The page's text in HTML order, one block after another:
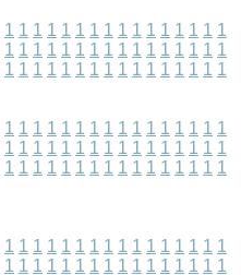
1 1 1 1 1 1 1 1 1 1 1 1 1 1 1 1
1 1 1 1 1 1 1 1 1 1 1 1 1 1 1 1
1 1 1 1 1 1 1 1 1 1 1 1 1 1 1 1
1 1 1 1 1 1 1 1 1 1 1 1 1 1 1 1
1 1 1 1 1 1 1 1 1 1 1 1 1 1 1 1
1 1 1 1 1 1 1 1 1 1 1 1 1 1 1 1
1 1 1 1 1 1 1 1 1 1 1 1 1 1 1 1
1 1 1 1 1 1 1 1 1 1 1 1 1 1 1 1